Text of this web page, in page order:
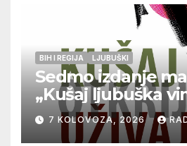
BIH I REGIJA LJUBUŠKI
Sedmo izdanje
„Kušaj ljubuška
vrhunska vina,
glazbu
7 KOLOVOZA, 2026